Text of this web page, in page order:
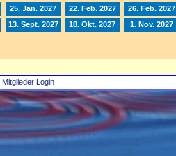
Mitglieder Login
25. Jan. 2027 22. Feb. 2027 26. Feb. 2027
13. Sept. 2027 18. Okt. 2027 1. Nov. 2027